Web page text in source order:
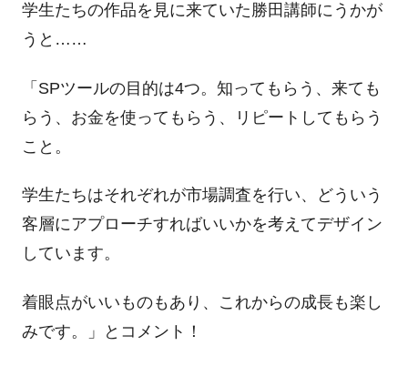
学生たちの作品を見に来ていた勝田講師にうかが
うと……
「SPツールの目的は4つ。知ってもらう、来ても
らう、お金を使ってもらう、リピートしてもらう
こと。
学生たちはそれぞれが市場調査を行い、どういう
客層にアプローチすればいいかを考えてデザイン
しています。
着眼点がいいものもあり、これからの成長も楽し
みです。」とコメント！